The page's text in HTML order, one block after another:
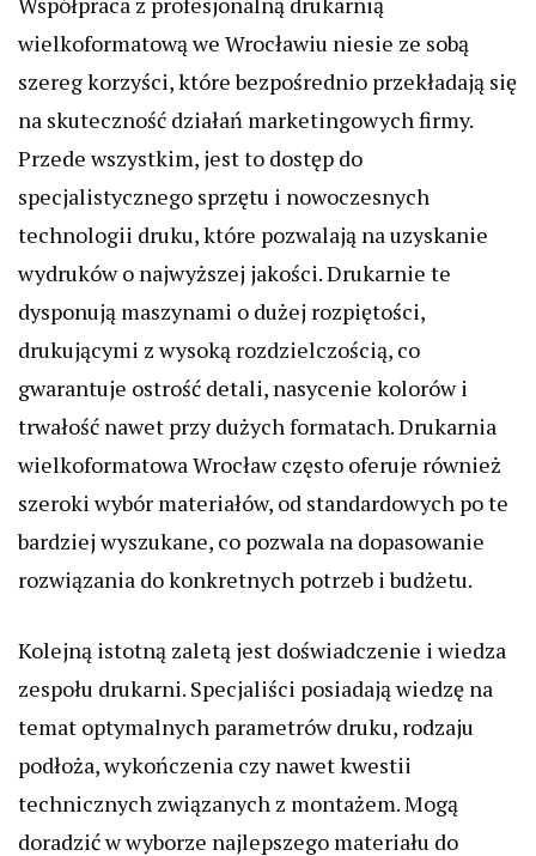
wielkoformatową we Wrocławiu niesie ze sobą
szereg korzyści, które bezpośrednio przekładają się
na skuteczność działań marketingowych firmy.
Przede wszystkim, jest to dostęp do
specjalistycznego sprzętu i nowoczesnych
technologii druku, które pozwalają na uzyskanie
wydruków o najwyższej jakości. Drukarnie te
dysponują maszynami o dużej rozpiętości,
drukującymi z wysoką rozdzielczością, co
gwarantuje ostrość detali, nasycenie kolorów i
trwałość nawet przy dużych formatach. Drukarnia
wielkoformatowa Wrocław często oferuje również
szeroki wybór materiałów, od standardowych po te
bardziej wyszukane, co pozwala na dopasowanie
rozwiązania do konkretnych potrzeb i budżetu.
Kolejną istotną zaletą jest doświadczenie i wiedza
zespołu drukarni. Specjaliści posiadają wiedzę na
temat optymalnych parametrów druku, rodzaju
podłoża, wykończenia czy nawet kwestii
technicznych związanych z montażem. Mogą
doradzić w wyborze najlepszego materiału do